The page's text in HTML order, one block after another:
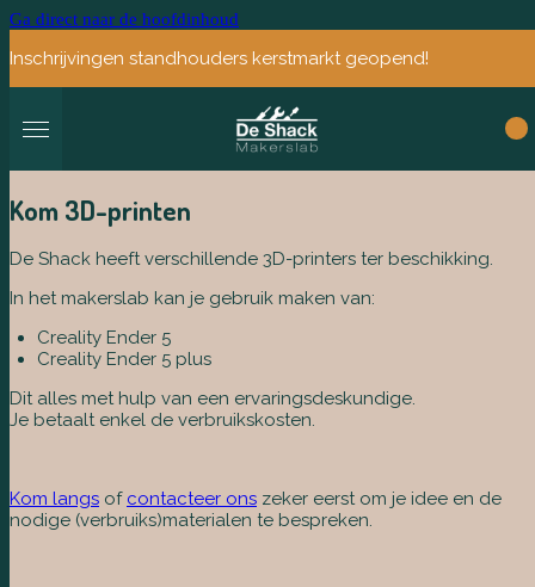
Ga direct naar de hoofdinhoud
Inschrijvingen standhouders kerstmarkt geopend!
Kom 3D-printen
De Shack heeft verschillende 3D-printers ter beschikking.
In het makerslab kan je gebruik maken van:
Creality Ender 5
Creality Ender 5 plus
Dit alles met hulp van een ervaringsdeskundige.
Je betaalt enkel de verbruikskosten.
Kom langs of contacteer ons zeker eerst om je idee en de
nodige (verbruiks)materialen te bespreken.